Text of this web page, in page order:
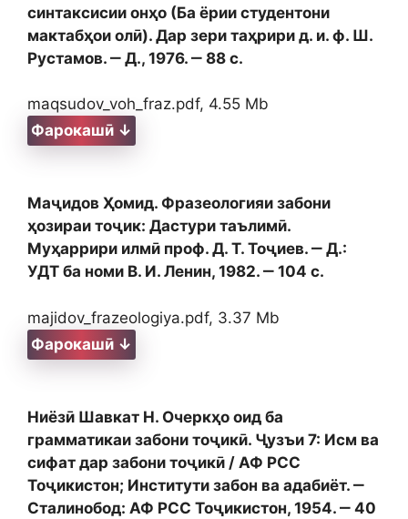
синтаксисии онҳо (Ба ёрии студентони
мактабҳои олӣ). Дар зери таҳрири д. и. ф. Ш.
Рустамов. ‒ Д., 1976. ‒ 88 с.
maqsudov_voh_fraz.pdf, 4.55 Mb
Фарокашӣ ↓
Маҷидов Ҳомид. Фразеологияи забони
ҳозираи тоҷик: Дастури таълимӣ.
Муҳаррири илмӣ проф. Д. Т. Тоҷиев. ‒ Д.:
УДТ ба номи В. И. Ленин, 1982. ‒ 104 c.
majidov_frazeologiya.pdf, 3.37 Mb
Фарокашӣ ↓
Ниёзӣ Шавкат Н. Очеркҳо оид ба
грамматикаи забони тоҷикӣ. Ҷузъи 7: Исм ва
сифат дар забони тоҷикӣ / АФ РСС
Тоҷикистон; Институти забон ва адабиёт. ‒
Сталинобод: АФ РСС Тоҷикистон, 1954. ‒ 40